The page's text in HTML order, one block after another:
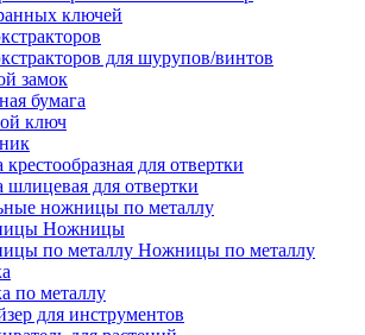
ключей
для шурупов/винтов
замок
бумага
ключ
крестообразная для отвертки
шлицевая для отвертки
ножницы по металлу
Ножницы
Ножницы по металлу
по металлу
для инструментов